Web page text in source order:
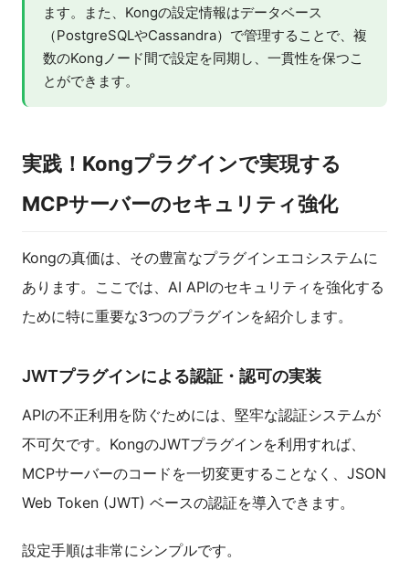
ます。また、Kongの設定情報はデータベース
（PostgreSQLやCassandra）で管理することで、複
数のKongノード間で設定を同期し、一貫性を保つこ
とができます。
実践！Kongプラグインで実現する
MCPサーバーのセキュリティ強化
Kongの真価は、その豊富なプラグインエコシステムに
あります。ここでは、AI APIのセキュリティを強化する
ために特に重要な3つのプラグインを紹介します。
JWTプラグインによる認証・認可の実装
APIの不正利用を防ぐためには、堅牢な認証システムが
不可欠です。KongのJWTプラグインを利用すれば、
MCPサーバーのコードを一切変更することなく、JSON
Web Token (JWT) ベースの認証を導入できます。
設定手順は非常にシンプルです。